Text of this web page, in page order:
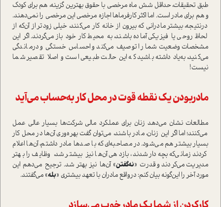
طبق تحقیقات، حداقل شش ماه مرخصی با حقوق بهترین گزینه، هم برای کودک
و هم برای مادر ا‌ست. اما اکثر کارفرماها اجازه مرخصی این مرخصی را نمی‌دهند.
در‌نتیجه، بیشتر مادرانی که بیرون از خانه کار می‌کنند، خیلی زودتر از آن‌که از
لحاظ روحی یا فیزیکی آماده باشند، به محیط کار خود بازمی‌گردند. اگر این
مشخصات وضعیت شما را توصیف می‌کند و احساس خستگی و درماندگی
می‌کنید، به‌یاد داشته باشید که این حالت طبیعی ا‌ست و اصلا تقصیر شما
نیست!
مادر‌بودن یک نقطه قوت در محل کار به‌حساب می‌آید
مطالعات نشان می‌دهد زنان برای عملکرد مالی شرکت‌ها بسیار عالی عمل
می‌کنند؛ اما اگر این زنان، مادر باشند، می‌توان گفت بهره‌وری آن‌ها در محل کار
بسیار بیشتر هم می‌شود. در مصاحبه‌ای که با صدها مادر داشتم، آن‌ها اعلام
کردند زمانی‌که بچه‌دار شدند، بازدهی آن‌ها نیز بیشتر شد، وظایف را بهتر
مدیریت می‌کردند و قدرت «نه‌گفتن» آن‌ها نیز بهتر شد. ترجیح می‌دهم این
مورد آخر را این‌گونه‌ بیان کنم: در‌واقع مادران با تعهد بیشتری «بله» می‌گفتند.